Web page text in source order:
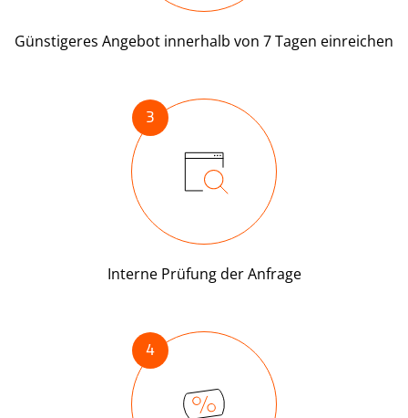
Günstigeres Angebot innerhalb von 7 Tagen einreichen
3
Interne Prüfung der Anfrage
4